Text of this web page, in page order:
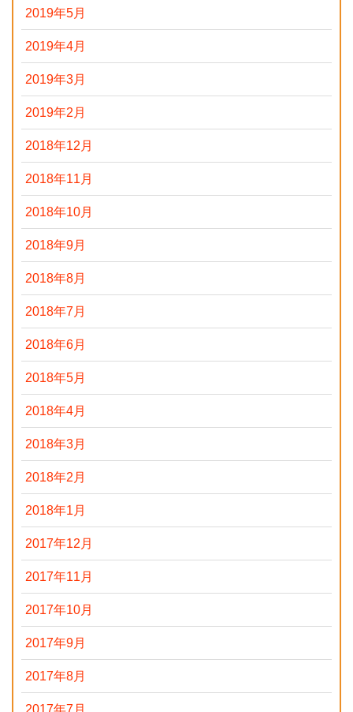
2019年5月
2019年4月
2019年3月
2019年2月
2018年12月
2018年11月
2018年10月
2018年9月
2018年8月
2018年7月
2018年6月
2018年5月
2018年4月
2018年3月
2018年2月
2018年1月
2017年12月
2017年11月
2017年10月
2017年9月
2017年8月
2017年7月